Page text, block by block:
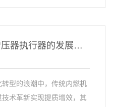
技术迭代赋能，涡轮增压器执行器的发展与应用拓展
型的浪潮中，传统内燃机
术革新实现提质增效，其